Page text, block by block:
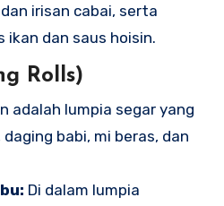
irisan cabai, serta
ikan dan saus hoisin.
Rolls)
adalah lumpia segar yang
babi, mi beras, dan
Di dalam lumpia